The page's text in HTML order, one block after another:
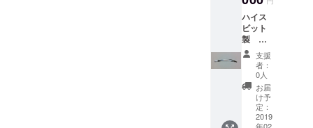
注意下
さい。
いしま
す。 も
し特定
の商品
に使用
して欲
しい或
いはし
て欲し
くない
という
ハイス
ビット
製 ミ
ニチュ
ア太刀
SKH2(
ハイス
鋼・高
速度鋼)
の電動
支援
者：
0人
お届
け予
定：
2019